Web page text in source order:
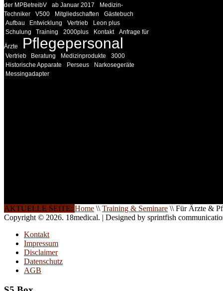
der MPBetreibV
ab Januar 2017
Medizin-
Techniker
V500 Mitgliedschaften
Gästebuch
Aufbau
Entwicklung Vertrieb
Leon plus
Schulung
Training 2000plus Kontakt Anfrage für
Ärzte Pflegepersonal
Vertrieb Beratung Medizinprodukte
3000
Historische Apparate
Perseus
Narkosegeräte
Messingadapter
AKTUELLE SEITE: Home \\ Training & Seminare \\ Für Ärzte &
Copyright © 2026. 18medical. | Designed by sprintfish
Kontakt
Impressum
Disclaimer
Datenschutz
AGB